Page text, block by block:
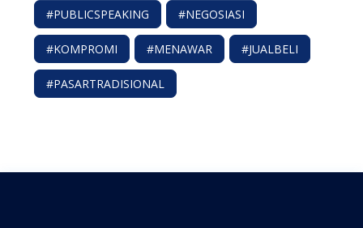
#PUBLICSPEAKING #NEGOSIASI
#KOMPROMI #MENAWAR #JUALBELI
#PASARTRADISIONAL